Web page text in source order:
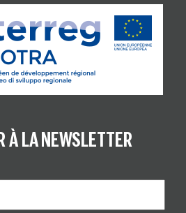
À LA NEWSLETTER